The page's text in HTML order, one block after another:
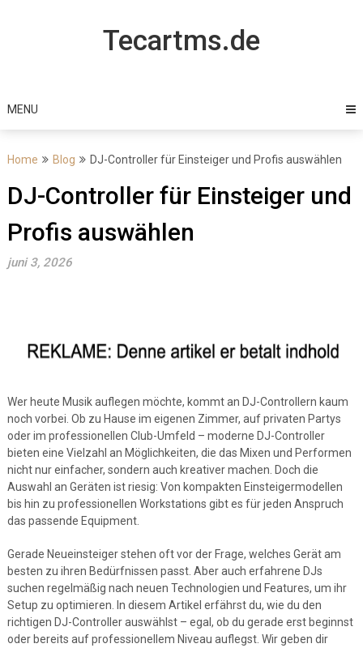
Tecartms.de
MENU
Home Blog DJ-Controller für Einsteiger und Profis auswählen
DJ-Controller für Einsteiger und
Profis auswählen
juni 3, 2026
Wer heute Musik auflegen möchte, kommt an DJ-Controllern kaum
noch vorbei. Ob zu Hause im eigenen Zimmer, auf privaten Partys
oder im professionellen Club-Umfeld – moderne DJ-Controller
bieten eine Vielzahl an Möglichkeiten, die das Mixen und Performen
nicht nur einfacher, sondern auch kreativer machen. Doch die
Auswahl an Geräten ist riesig: Von kompakten Einsteigermodellen
bis hin zu professionellen Workstations gibt es für jeden Anspruch
das passende Equipment.
Gerade Neueinsteiger stehen oft vor der Frage, welches Gerät am
besten zu ihren Bedürfnissen passt. Aber auch erfahrene DJs
suchen regelmäßig nach neuen Technologien und Features, um ihr
Setup zu optimieren. In diesem Artikel erfährst du, wie du den
richtigen DJ-Controller auswählst – egal, ob du gerade erst beginnst
oder bereits auf professionellem Niveau auflegst. Wir geben dir